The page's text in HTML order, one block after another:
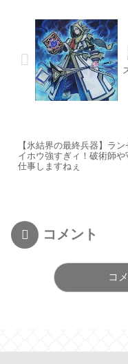
【氷結界の最終兵器】ラ
イホウ強すぎィ！破術師
仕事しますねぇ
コメント
コ